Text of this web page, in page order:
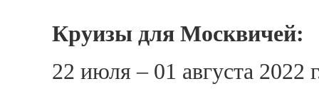
Круизы для Москвичей:
22 июля – 01 августа 2022